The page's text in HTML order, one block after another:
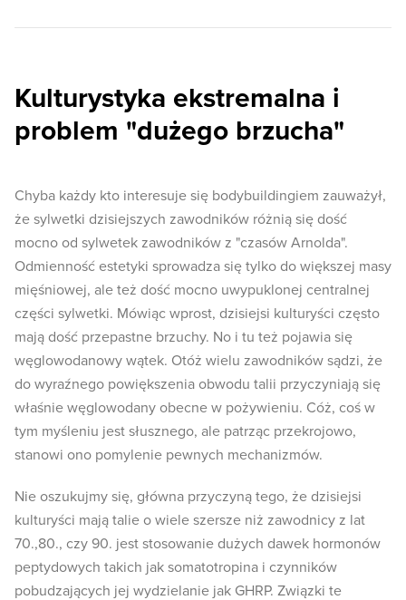
Kulturystyka ekstremalna i
problem "dużego brzucha"
Chyba każdy kto interesuje się bodybuildingiem zauważył,
że sylwetki dzisiejszych zawodników różnią się dość
mocno od sylwetek zawodników z "czasów Arnolda".
Odmienność estetyki sprowadza się tylko do większej masy
mięśniowej, ale też dość mocno uwypuklonej centralnej
części sylwetki. Mówiąc wprost, dzisiejsi kulturyści często
mają dość przepastne brzuchy. No i tu też pojawia się
węglowodanowy wątek. Otóż wielu zawodników sądzi, że
do wyraźnego powiększenia obwodu talii przyczyniają się
właśnie węglowodany obecne w pożywieniu. Cóż, coś w
tym myśleniu jest słusznego, ale patrząc przekrojowo,
stanowi ono pomylenie pewnych mechanizmów.
Nie oszukujmy się, główna przyczyną tego, że dzisiejsi
kulturyści mają talie o wiele szersze niż zawodnicy z lat
70.,80., czy 90. jest stosowanie dużych dawek hormonów
peptydowych takich jak somatotropina i czynników
pobudzających jej wydzielanie jak GHRP. Związki te